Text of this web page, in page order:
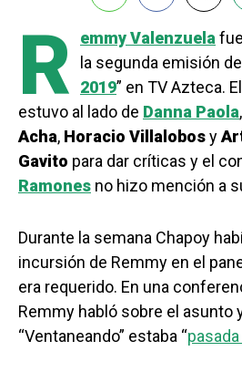
R emmy Valenzuela
la segunda emisión
2019” en TV Azteca.
estuvo al lado de Danna Paola
Acha, Horacio Villalobosy
Gavito para dar críticas y el
Ramones no hizo mención a
Durante la semana Chapoy
incursión de Remmy en el
era requerido. En una
Remmy habló sobre el asunto
“Ventaneando” estaba “